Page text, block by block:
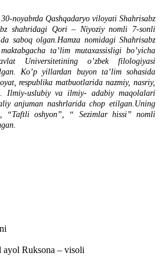
noyabrda Qashqadaryo viloyati Shahrisabz
shahridagi Qori – Niyoziy nomli 7-sonli
saboq olgan.Hamza nomidagi Shahrisabz
ta’lim mutaxassisligi bo’yicha
Universitetining o’zbek filologiyasi
Ko’p yillardan buyon ta’lim sohasida
respublika matbuotlarida nazmiy, nasriy,
Ilmiy-uslubiy va ilmiy- adabiy maqolalari
anjuman nashrlarida chop etilgan.Uning
“Taftli oshyon”, “ Sezimlar hissi” nomli
ayol Ruksona – visoli